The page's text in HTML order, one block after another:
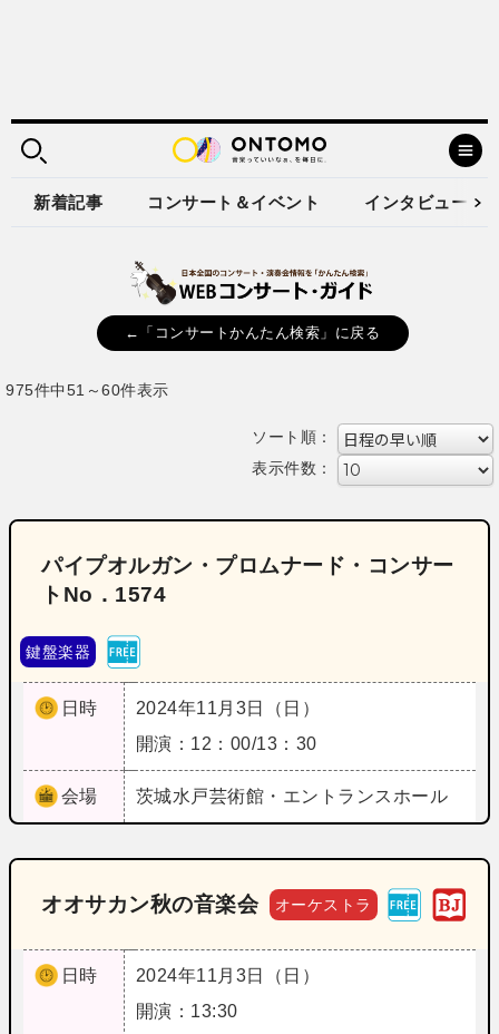
新着記事 コンサート＆イベント インタビュー
←「コンサートかんたん検索」に戻る
975件中51～60件表示
ソート順：
表示件数：
パイプオルガン・プロムナード・コンサー
トNo．1574
鍵盤楽器
日時
2024年11月3日（日）
開演：12：00/13：30
会場 茨城水戸芸術館・エントランスホール
オオサカン秋の音楽会 オーケストラ
日時
2024年11月3日（日）
開演：13:30